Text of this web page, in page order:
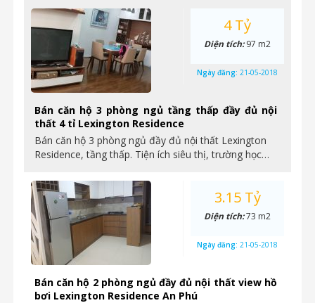
Bán căn hộ 3 phòng ngủ tầng thấp đầy đủ nội
thất 4 tỉ Lexington Residence
Bán căn hộ 3 phòng ngủ đầy đủ nội thất Lexington
Residence, tầng thấp. Tiện ích siêu thị, trường học…
4 Tỷ
Diện tích:97 m2
Ngày đăng: 21-05-2018
Bán căn hộ 2 phòng ngủ đầy đủ nội thất view hồ
bơi Lexington Residence An Phú
3.15 Tỷ
Diện tích:73 m2
Ngày đăng: 21-05-2018